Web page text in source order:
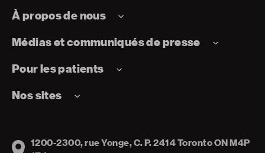
À propos de nous
Médias et communiqués de presse
Pour les patients
Nos sites
Address
1200-2300, rue Yonge, C. P. 2414 Toronto ON M4P